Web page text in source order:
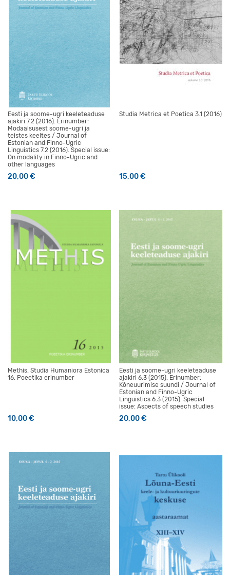
Eesti ja soome-ugri keeleteaduse
ajakiri 7.2 (2016). Erinumber:
Modaalsusest soome-ugri ja
teistes keeltes / Journal of
Estonian and Finno-Ugric
Linguistics 7.2 (2016). Special issue:
On modality in Finno-Ugric and
other languages
20,00€
Studia Metrica et Poetica 3.1 (2016)
15,00€
Methis. Studia Humaniora Estonica
16. Poeetika erinumber
10,00€
Eesti ja soome-ugri keeleteaduse
ajakiri 6.3 (2015). Erinumber:
Kõneuurimise suundi / Journal of
Estonian and Finno-Ugric
Linguistics 6.3 (2015). Special
issue: Aspects of speech studies
20,00€